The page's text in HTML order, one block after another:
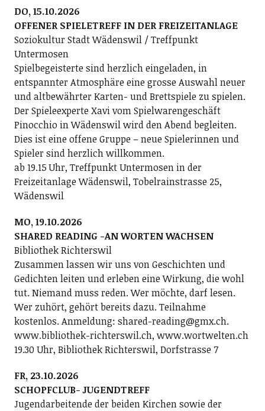
DO, 15.10.2026
OFFENER SPIELETREFF IN DER FREIZEITANLAGE
Soziokultur Stadt Wädenswil / Treffpunkt
Untermosen
Spielbegeisterte sind herzlich eingeladen, in
entspannter Atmosphäre eine grosse Auswahl neuer
und altbewährter Karten- und Brettspiele zu spielen.
Der Spieleexperte Xavi vom Spielwarengeschäft
Pinocchio in Wädenswil wird den Abend begleiten.
Dies ist eine offene Gruppe – neue Spielerinnen und
Spieler sind herzlich willkommen.
ab 19.15 Uhr, Treffpunkt Untermosen in der
Freizeitanlage Wädenswil, Tobelrainstrasse 25,
Wädenswil
MO, 19.10.2026
SHARED READING -AN WORTEN WACHSEN
Bibliothek Richterswil
Zusammen lassen wir uns von Geschichten und
Gedichten leiten und erleben eine Wirkung, die wohl
tut. Niemand muss reden. Wer möchte, darf lesen.
Wer zuhört, gehört bereits dazu. Teilnahme
kostenlos. Anmeldung: shared-reading@gmx.ch.
www.bibliothek-richterswil.ch, www.wortwelten.ch
19.30 Uhr, Bibliothek Richterswil, Dorfstrasse 7
FR, 23.10.2026
SCHOPFCLUB- JUGENDTREFF
Jugendarbeitende der beiden Kirchen sowie der